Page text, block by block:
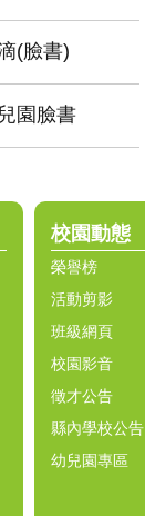
(臉書)
園臉書
校園動態
榮譽榜
活動剪影
班級網頁
校園影音
徵才公告
縣內學校公告
幼兒園專區